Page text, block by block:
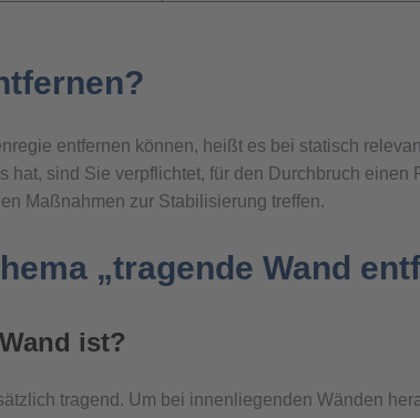
entfernen können, heißt es bei statisch
hat, sind Sie verpflichtet, für den Durchbruch
Maßnahmen zur Stabilisierung treffen.
„tragende Wand
ist?
tragend. Um bei innenliegenden Wänden